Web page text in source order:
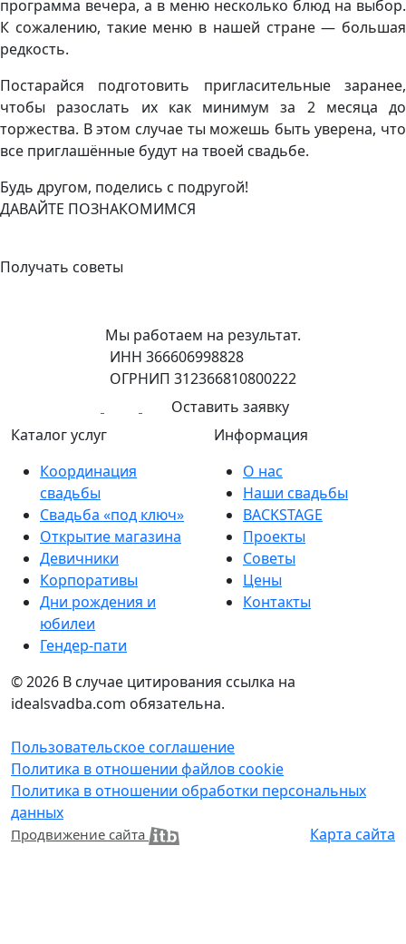
программа вечера, а в меню несколько блюд на выбор.
К сожалению, такие меню в нашей стране — большая
редкость.
Постарайся подготовить пригласительные заранее,
чтобы разослать их как минимум за 2 месяца до
торжества. В этом случае ты можешь быть уверена, что
все приглашённые будут на твоей свадьбе.
Будь другом, поделись с подругой!
ДАВАЙТЕ ПОЗНАКОМИМСЯ
Получать советы
Мы работаем на результат.
ИНН 366606998828
ОГРНИП 312366810800222
Оставить заявку
Каталог услуг
Координация
свадьбы
Свадьба «под ключ»
Открытие магазина
Девичники
Корпоративы
Дни рождения и
юбилеи
Гендер-пати
Информация
О нас
Наши свадьбы
BACKSTAGE
Проекты
Советы
Цены
Контакты
© 2026 В случае цитирования ссылка на
idealsvadba.com обязательна.
Пользовательское соглашение
Политика в отношении файлов cookie
Политика в отношении обработки персональных
данных
Продвижение сайта Карта сайта